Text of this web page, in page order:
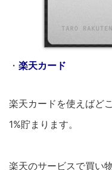
・ 楽天カード
楽天カードを使えばど
1%貯まります。
楽天のサービスで買い